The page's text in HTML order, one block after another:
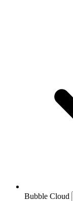
Bubble Cloud